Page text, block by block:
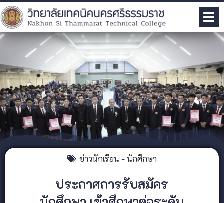
ข่าวนักเรียน - นักศึกษา
ประกาศการรับสมัคร